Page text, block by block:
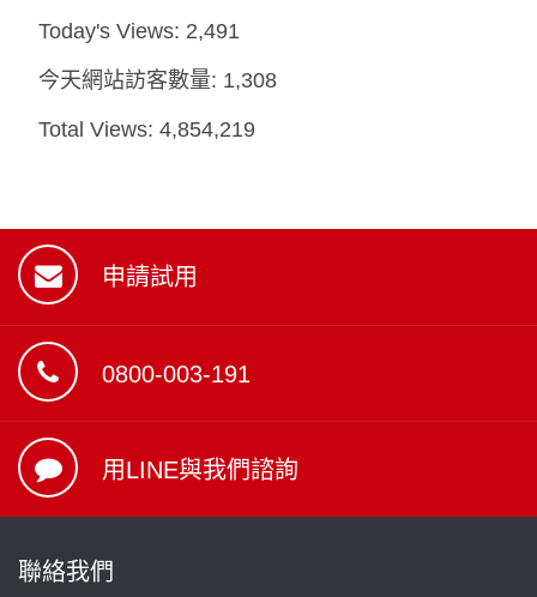
Today's Views: 2,491
今天網站訪客數量: 1,308
Total Views:4,854,219
申請試用
0800-003-191
用LINE與我們諮詢
聯絡我們